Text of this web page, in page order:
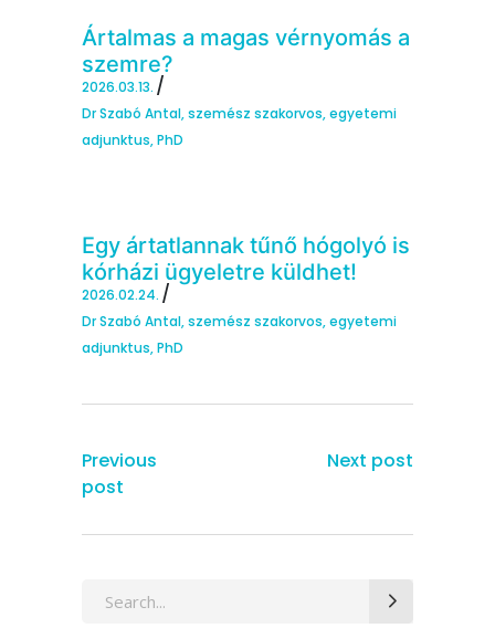
Ártalmas a magas vérnyomás a
szemre?
2026.03.13.
Dr Szabó Antal, szemész szakorvos, egyetemi
adjunktus, PhD
Egy ártatlannak tűnő hógolyó is
kórházi ügyeletre küldhet!
2026.02.24.
Dr Szabó Antal, szemész szakorvos, egyetemi
adjunktus, PhD
Previous
post
Next post
Search